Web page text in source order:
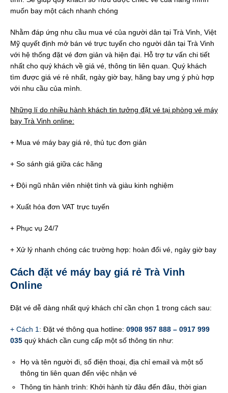
muốn bay một cách nhanh chóng
Nhằm đáp ứng nhu cầu mua vé của người dân tại Trà Vinh, Việt
Mỹ quyết định mở bán vé trực tuyến cho người dân tại Trà Vinh
với hệ thống đặt vé đơn giản và hiện đại. Hỗ trợ tư vấn chi tiết
nhất cho quý khách về giá vé, thông tin liên quan. Quý khách
tìm được giá vé rẻ nhất, ngày giờ bay, hãng bay ưng ý phù hợp
với nhu cầu của mình.
Những lí do nhiều hành khách tin tưởng đặt vé tại phòng vé máy
bay Trà Vinh online:
+ Mua vé máy bay giá rẻ, thủ tục đơn giản
+ So sánh giá giữa các hãng
+ Đội ngũ nhân viên nhiệt tình và giàu kinh nghiệm
+ Xuất hóa đơn VAT trực tuyến
+ Phục vụ 24/7
+ Xử lý nhanh chóng các trường hợp: hoàn đổi vé, ngày giờ bay
Cách đặt vé máy bay giá rẻ Trà Vinh
Online
Đặt vé dễ dàng nhất quý khách chỉ cần chọn 1 trong cách sau:
+ Cách 1: Đặt vé thông qua hotline: 0908 957 888 – 0917 999
035 quý khách cần cung cấp một số thông tin như:
Họ và tên người đi, số điện thoại, địa chỉ email và một số
thông tin liên quan đến việc nhận vé
Thông tin hành trình: Khởi hành từ đâu đến đâu, thời gian